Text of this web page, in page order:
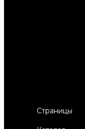
Страницы